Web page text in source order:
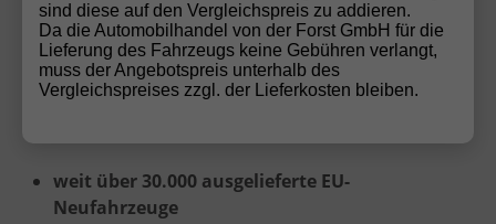
Kaufvertrag nach deutschem Recht
über 30 Jahre Erfahrung im EU-Neuwagen-Re-
weit über 30.000 ausgelieferte EU-
Neufahrzeuge
sind diese auf den Vergleichspreis zu addieren.
Da die Automobilhandel von der Forst GmbH für die
Lieferung des Fahrzeugs keine Gebühren verlangt,
muss der Angebotspreis unterhalb des
Vergleichspreises zzgl. der Lieferkosten bleiben.